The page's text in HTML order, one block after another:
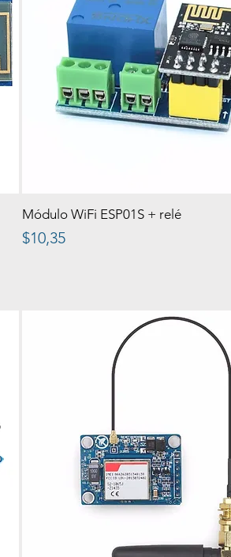
Módulo WiFi ESP01S + relé
Precio
$10,35